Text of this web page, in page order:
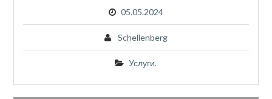
05.05.2024
Schellenberg
Услуги.